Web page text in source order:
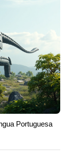
Portuguesa